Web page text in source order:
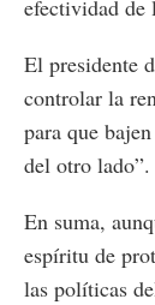
efectividad de
El presidente
controlar la
para que
del otro lado”.
En suma,
espíritu de
las políticas